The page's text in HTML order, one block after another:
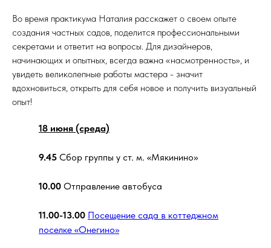
Во время практикума Наталия расскажет о своем опыте
создания частных садов, поделится профессиональными
секретами и ответит на вопросы. Для дизайнеров,
начинающих и опытных, всегда важна «насмотренность», и
увидеть великолепные работы мастера - значит
вдохновиться, открыть для себя новое и получить визуальный
опыт!
18 июня (среда)
9.45 Сбор группы у ст. м. «Мякинино»
10.00 Отправление автобуса
11.00-13.00 Посещение сада в коттеджном
поселке «Онегино»